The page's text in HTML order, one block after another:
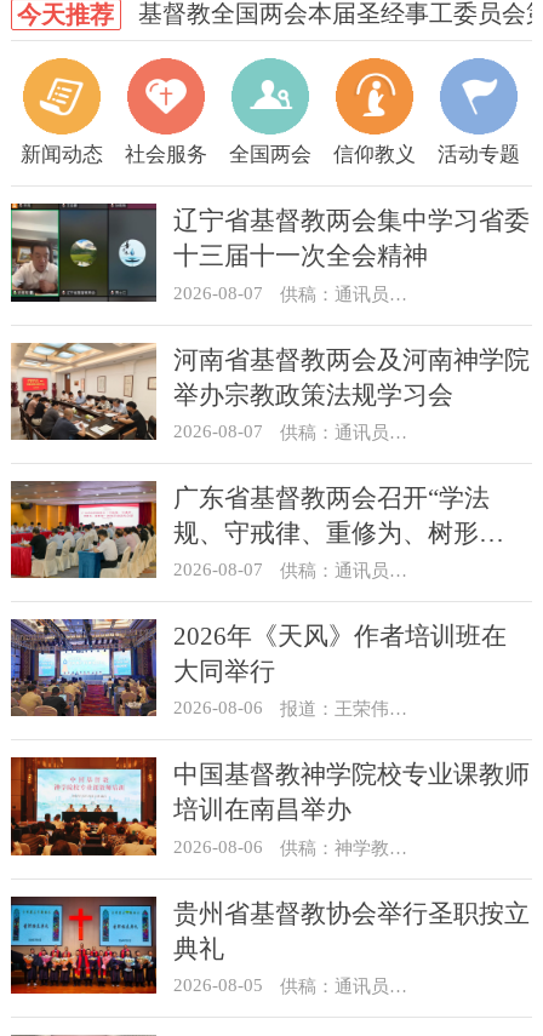
武汉召开
今天推荐 基督教全国两会本届圣经事工委员会
新闻动态 社会服务 全国两会 信仰教义 活动专题
辽宁省基督教两会集中学习省委
十三届十一次全会精神
2026-08-07 供稿：通讯员 顾利民
河南省基督教两会及河南神学院
举办宗教政策法规学习会
2026-08-07 供稿：通讯员 靳新元
广东省基督教两会召开“学法
规、守戒律、重修为、树形
象”教育活动总结会议
2026-08-07 供稿：通讯员 汪浩
2026年《天风》作者培训班在
大同举行
2026-08-06 报道：王荣伟 摄影：冯谦
中国基督教神学院校专业课教师
培训在南昌举办
2026-08-06 供稿：神学教育部
贵州省基督教协会举行圣职按立
典礼
2026-08-05 供稿：通讯员 杨菁